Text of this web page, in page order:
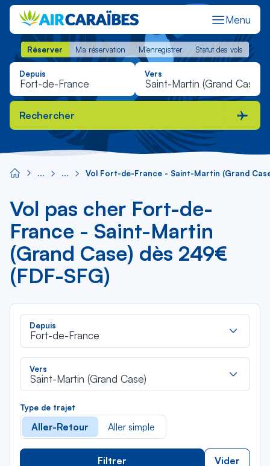
Menu
Réserver Ma réservation M'enregistrer Statut des vols
Réserver Ma réservation M'enregistrer Statut des vols
Depuis Vers
Rechercher
Vol Fort-de-France - Saint-Martin (Grand
Vol pas cher Fort-de-
France - Saint-Martin
(Grand Case) dès 249€
(FDF-SFG)
Depuis
Fort-de-France
Vers
Saint-Martin (Grand Case)
Type de trajet
Aller-Retour Aller simple
Filtrer Vider